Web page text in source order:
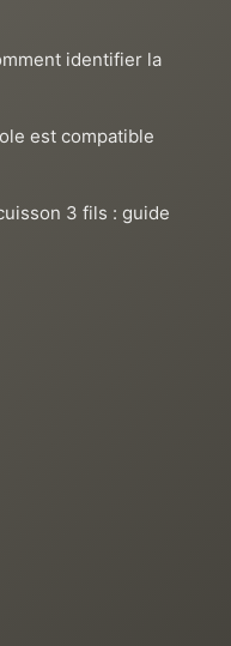
identifier la
est compatible
3 fils : guide